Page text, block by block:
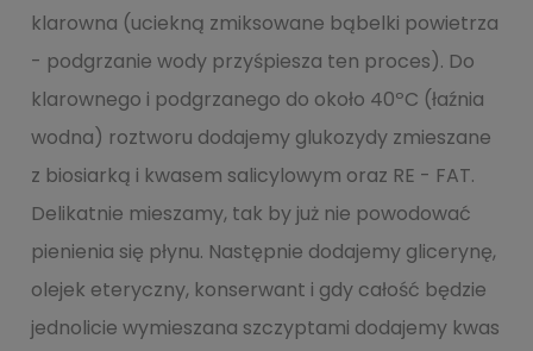
klarowna (uciekną zmiksowane bąbelki powietrza
- podgrzanie wody przyśpiesza ten proces). Do
klarownego i podgrzanego do około 40ºC (łaźnia
wodna) roztworu dodajemy glukozydy zmieszane
z biosiarką i kwasem salicylowym oraz RE - FAT.
Delikatnie mieszamy, tak by już nie powodować
pienienia się płynu. Następnie dodajemy glicerynę,
olejek eteryczny, konserwant i gdy całość będzie
jednolicie wymieszana szczyptami dodajemy kwas